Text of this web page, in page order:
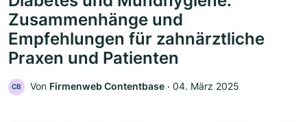
Zusammenhänge und
Empfehlungen für zahnärztliche
Praxen und Patienten
CB Von Firmenweb Contentbase ‧ 04. März 2025